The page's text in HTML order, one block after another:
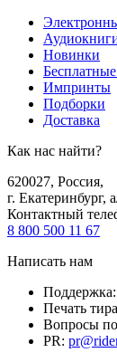
Новинки
Импринты
Подборки
Доставка
Как нас найти?
620027, Россия,
г. Екатеринбург,
Контактный
8 800 500 11 67
Написать нам
Поддержка:
Печать
Вопросы
PR: